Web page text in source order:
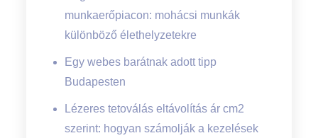
munkaerőpiacon: mohácsi munkák
különböző élethelyzetekre
Egy webes barátnak adott tipp
Budapesten
Lézeres tetoválás eltávolítás ár cm2
szerint: hogyan számolják a kezelések